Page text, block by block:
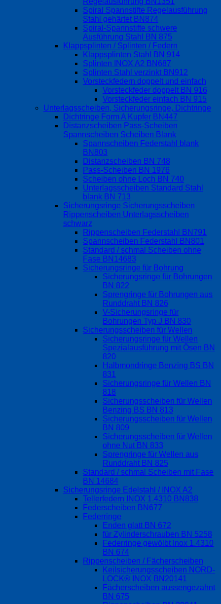
Spiral Spannstifte Regelausführung
Stahl gehärtet BN874
Spiral-Spannstifte schwere
Ausführung Stahl BN 875
Klappsplinten / Splinten / Federn
Klappsplinten Stahl BN 914
Splinten INOX A2 BN687
Splinten Stahl verzinkt BN912
Vorsteckfedern doppelt und einfach
Vorsteckfeder doppelt BN 916
Vorsteckfeder einfach BN 915
Unterlagsscheiben, Sicherungsringe, Dichtringe
Dichtringe Form A Kupfer BN447
Distanzscheiben Pass-Scheiben
Spannscheiben Scheiben Blank
Spannscheiben Federstahl blank
BN803
Distanzscheiben BN 748
Pass-Scheiben BN 1976
Scheiben ohne Loch BN 740
Unterlagsscheiben Standard Stahl
blank BN 713
Sicherungsringe Sicherungsscheiben
Rippenscheiben Unterlagsscheiben
schwarz
Rippenscheiben Federstahl BN791
Spannscheiben Federstahl BN801
Standard / schmal Scheiben ohne
Fase BN14683
Sicherungsringe für Bohrung
Sicherungsringe für Bohrungen
BN 822
Sprengringe für Bohrungen aus
Runddraht BN 826
V-Sicherungsringe für
Bohrungen Typ J BN 830
Sicherungsscheiben für Wellen
Sicherungsringe für Wellen
Spezialausführung mit Ösen BN
820
Halbmondringe Benzing BS BN
831
Sicherungsringe für Wellen BN
818
Sicherungsscheiben für Wellen
Benzing BS BN 813
Sicherungsscheiben für Wellen
BN 809
Sicherungsscheiben für Wellen
ohne Nut BN 833
Sprengringe für Wellen aus
Runddraht BN 825
Standard / schmal Scheiben mit Fase
BN 14684
Sicherungsringe Edelstahl / INOX A2
Tellerfedern INOX 1.4310 BN838
Federscheiben BN677
Federringe
Enden glatt BN 672
für Zylinderschrauben BN 5258
Federringe gewölbt Inox 1.4310
BN 674
Rippenscheiben / Fächerscheiben
Keilsicherungsscheiben NORD-
LOCK® INOX BN20141
Fächerscheiben aussengezahnt
BN 675